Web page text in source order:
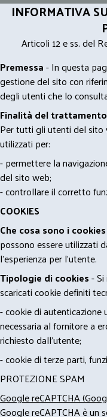
INFORMATIVA
Articoli 12 e ss. del
Premessa- In questa
gestione del sito con
degli utenti che lo
Finalità del
Per tutti gli utenti del sito
utilizzati per:
- permettere la
del sito web;
- controllare il corretto
COOKIES
Che cosa sono i cookies
possono essere utilizzati
l'esperienza per l'utente.
Tipologie di cookies-
scaricati cookie definiti
- cookie di
necessaria al fornitore a
richiesto dall'utente;
- cookie di terze parti,
PROTEZIONE SPAM
Google reCAPTCHA
Google reCAPTCHA è